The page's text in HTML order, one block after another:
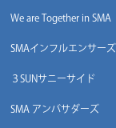
We are Together in SMA
SMAインフルエンサーズ
３SUNサニーサイド
SMA アンバサダーズ